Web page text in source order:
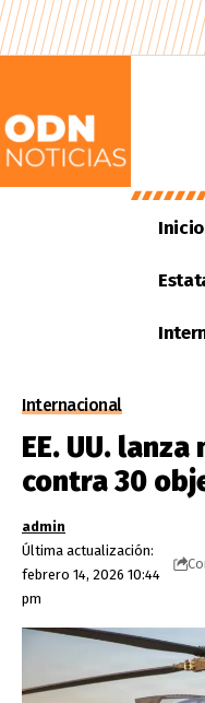
Inicio
Internacional
EE. UU.
contra 30
Última actualización:
febrero 14, 2026 10:44
pm
admin